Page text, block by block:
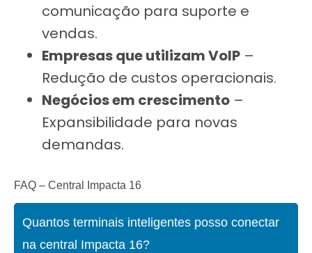
comunicação para suporte e
vendas.
Empresas que utilizam VoIP –
Redução de custos operacionais.
Negócios em crescimento –
Expansibilidade para novas
demandas.
FAQ – Central Impacta 16
Quantos terminais inteligentes posso conectar
na central Impacta 16?